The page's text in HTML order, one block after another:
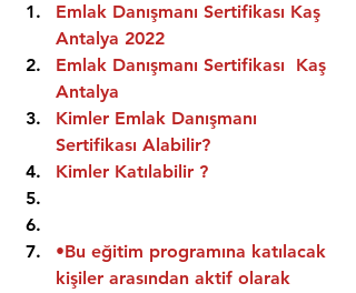
Emlak Danışmanı Sertifikası Kaş
Antalya 2022
Emlak Danışmanı Sertifikası  Kaş
Antalya
Kimler Emlak Danışmanı
Sertifikası Alabilir?
Kimler Katılabilir ?
•Bu eğitim programına katılacak
kişiler arasından aktif olarak